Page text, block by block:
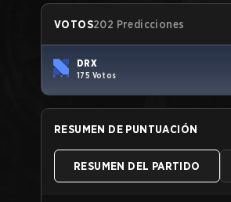
VOTOS202 Predicciones
DRX
175 Votos
RESUMEN DE PUNTUACIÓN
RESUMEN DEL PARTIDO